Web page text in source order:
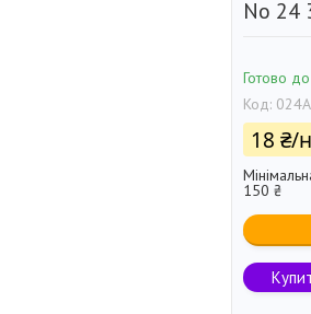
No 24
Готово
Код: 024А
18 ₴/
150 ₴